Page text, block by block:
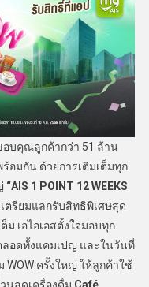
บคุณลูกค้ากว่า 51 ล้าน
อมกัน ด้วยการเติมเต็มทุก
“AIS 1 POINT 12 WEEKS
ตรียมแลกรับสิทธิพิเศษสุด
ม เอไอเอสตั้งใจมอบทุก
ลอดทั้งแคมเปญ และในวันที่
ครั้งใหญ่ ให้ลูกค้าใช้
นลดเครื่องดื่ม Café